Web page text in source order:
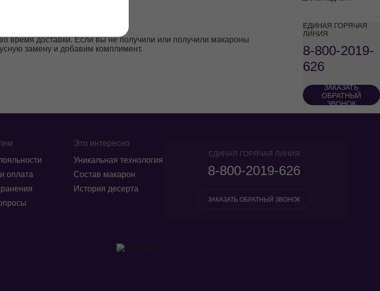
время доставки. Если вы не получили или получили макароны
замену и добавим комплимент.
ЕДИНАЯ ГОРЯЧАЯ
ЛИНИЯ
8-800-2019-
626
ЗАКАЗАТЬ
ОБРАТНЫЙ
ЗВОНОК
оплата
Это интересно
Уникальная технология
Состав макарон
История десерта
ЕДИНАЯ ГОРЯЧАЯ ЛИНИЯ
8-800-2019-626
ЗАКАЗАТЬ ОБРАТНЫЙ ЗВОНОК